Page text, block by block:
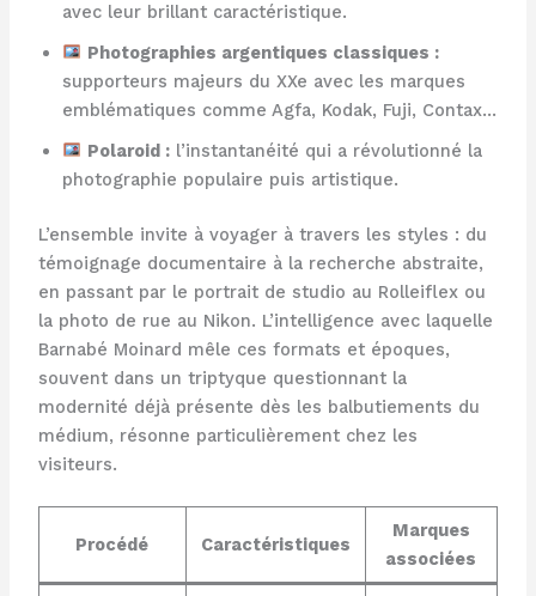
avec leur brillant caractéristique.
Photographies argentiques classiques :
supporteurs majeurs du XXe avec les marques
emblématiques comme Agfa, Kodak, Fuji, Contax…
Polaroid : l’instantanéité qui a révolutionné la
photographie populaire puis artistique.
L’ensemble invite à voyager à travers les styles : du
témoignage documentaire à la recherche abstraite,
en passant par le portrait de studio au Rolleiflex ou
la photo de rue au Nikon. L’intelligence avec laquelle
Barnabé Moinard mêle ces formats et époques,
souvent dans un triptyque questionnant la
modernité déjà présente dès les balbutiements du
médium, résonne particulièrement chez les
visiteurs.
Procédé Caractéristiques
Marques
associées